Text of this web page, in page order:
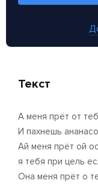
Текст
А меня прёт от
И пахнешь
Ай меня прёт ой
я тебя при цель
Она меня прёт о